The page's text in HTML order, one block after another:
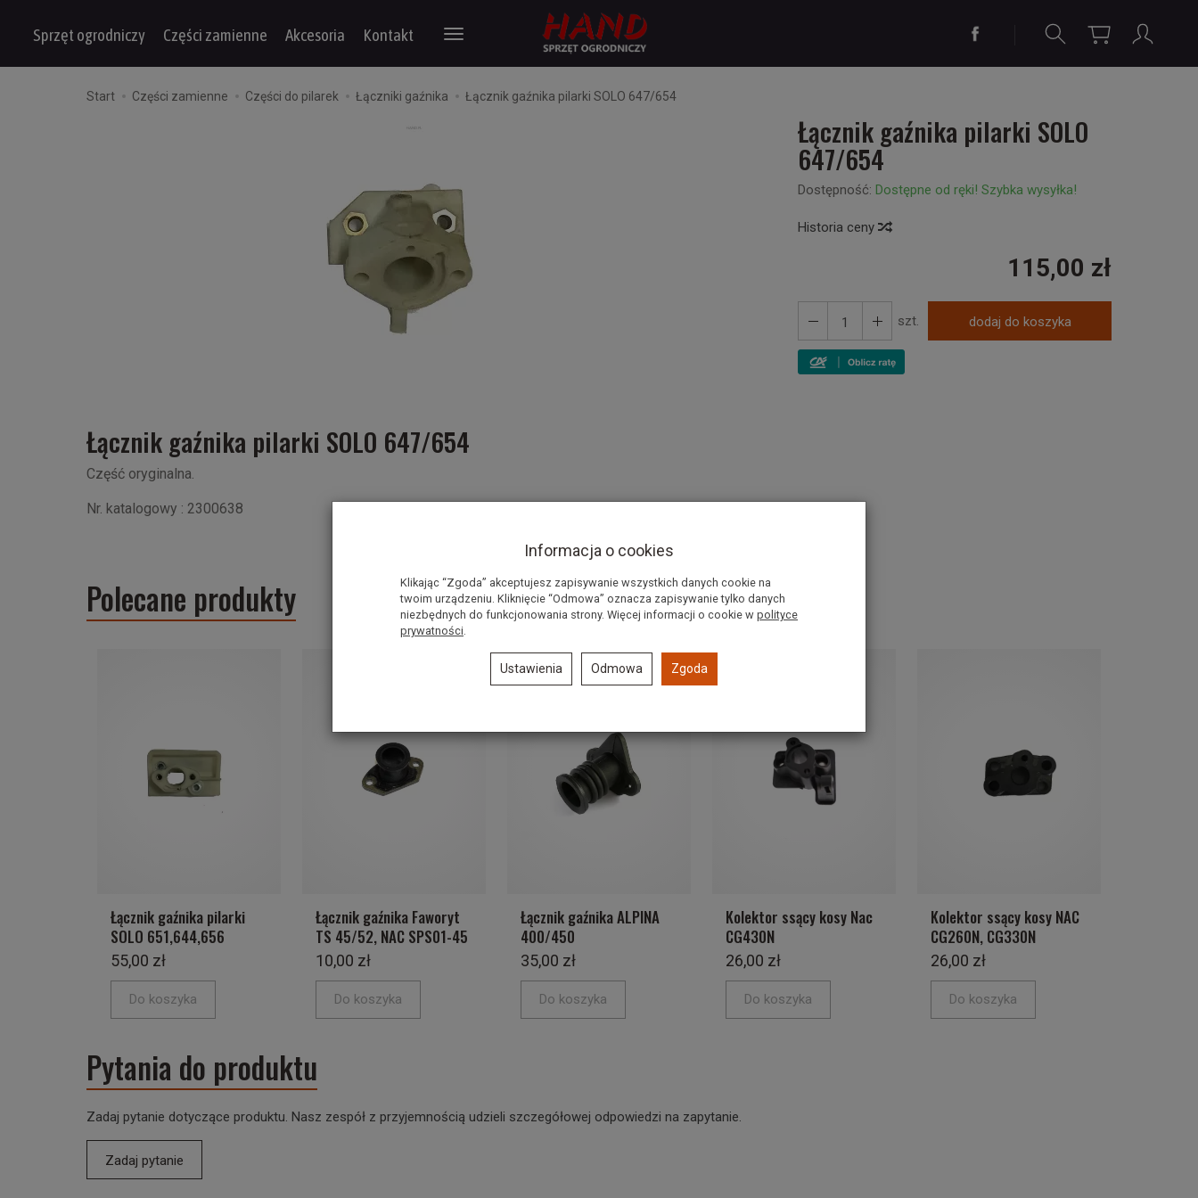
Sprzęt ogrodniczy Części zamienne Akcesoria Kontakt
Start Części zamienne Części do pilarek Łączniki gaźnika Łącznik gaźnika pilarki SOLO 647/654
Łącznik gaźnika pilarki SOLO
647/654
Dostępność: Dostępne od ręki! Szybka wysyłka!
Historia ceny
115,00 zł
szt. dodaj do koszyka
Łącznik gaźnika pilarki SOLO 647/654
Część oryginalna.
Nr. katalogowy : 2300638
Polecane produkty
Łącznik gaźnika pilarki
SOLO 651,644,656
55,00 zł
Do koszyka
Łącznik gaźnika Faworyt
TS 45/52, NAC SPS01-45
10,00 zł
Do koszyka
Łącznik gaźnika ALPINA
400/450
35,00 zł
Do koszyka
Kolektor ssący kosy Nac
CG430N
26,00 zł
Do koszyka
Kolektor ssący kosy NAC
CG260N, CG330N
26,00 zł
Do koszyka
Pytania do produktu
Zadaj pytanie dotyczące produktu. Nasz zespół z przyjemnością udzieli szczegółowej odpowiedzi na zapytanie.
Zadaj pytanie
Informacja o cookies
Klikając “Zgoda” akceptujesz zapisywanie wszystkich danych cookie na
twoim urządzeniu. Kliknięcie “Odmowa” oznacza zapisywanie tylko danych
niezbędnych do funkcjonowania strony. Więcej informacji o cookie w polityce
prywatności
Ustawienia Odmowa Zgoda